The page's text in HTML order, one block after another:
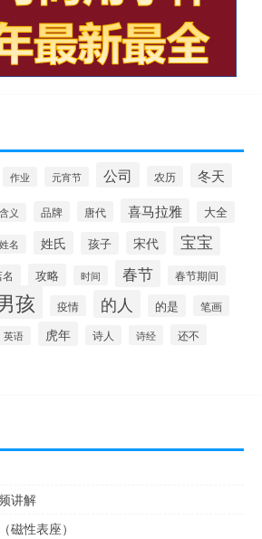
作业 元宵节 公司 农历 冬天
含义 品牌 唐代 喜马拉雅 大全
姓名 姓氏 孩子 宋代 宝宝
名 攻略 时间 春节 春节期间
孩 疫情 的人 的是 笔画
英语 虎年 诗人 诗经 还不
讲解
磁性表座）